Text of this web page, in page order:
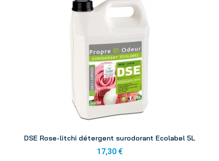
DSE Rose-litchi détergent surodorant Ecolabel 5L
17,30 €